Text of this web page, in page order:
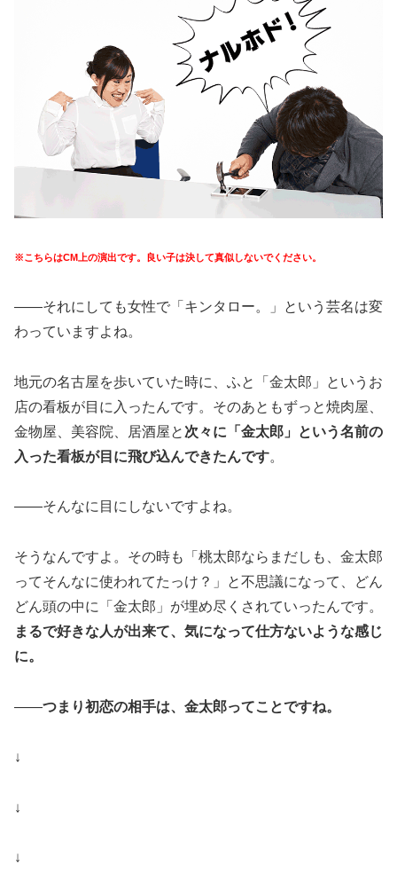
※こちらはCM上の演出です。良い子は決して真似しないでください。
――それにしても女性で「キンタロー。」という芸名は変
わっていますよね。
地元の名古屋を歩いていた時に、ふと「金太郎」というお
店の看板が目に入ったんです。そのあともずっと焼肉屋、
金物屋、美容院、居酒屋と 次々に「金太郎」という名前の
入った看板が目に飛び込んできたんです。
――そんなに目にしないですよね。
そうなんですよ。その時も「桃太郎ならまだしも、金太郎
ってそんなに使われてたっけ？」と不思議になって、どん
どん頭の中に「金太郎」が埋め尽くされていったんです。
まるで好きな人が出来て、気になって仕方ないような感じ
に。
――つまり初恋の相手は、金太郎ってことですね。
↓
↓
↓